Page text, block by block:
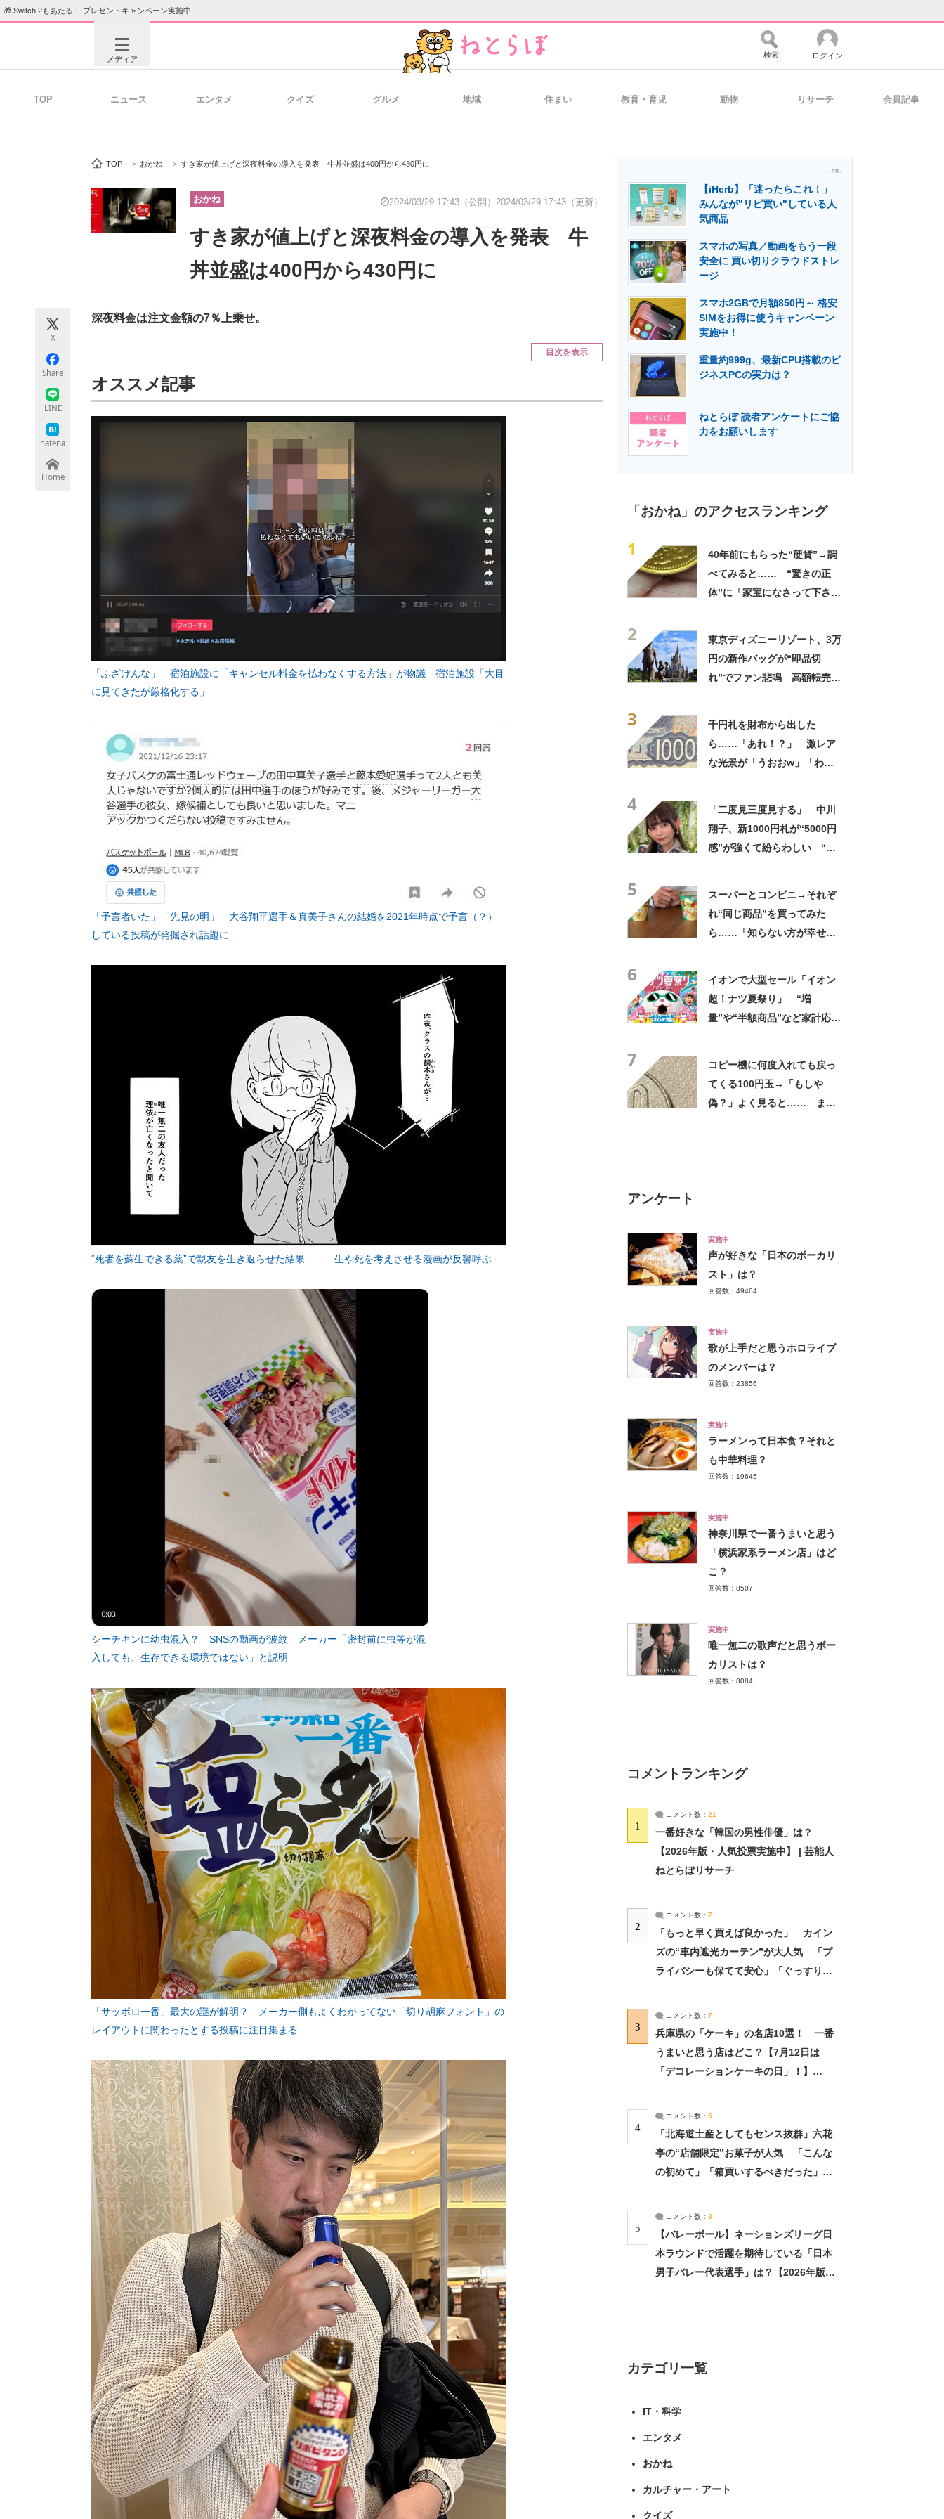
🎁 Switch 2もあたる！ プレゼントキャンペーン実施中！
メディア
ビジネスと働き方のヒント 経営リーダーのコミュニティ マーケ×ITの今がよく分かる
ITエンジニア向け専門サイト 製造業のIT導入・活用を支援
モノづくり技術者専門サイト エネルギーの専門メディア 建設×テクノロジーの最前線
ちょっと気になるネットの話題
検索 ログイン
TOP ニュース エンタメ クイズ グルメ 地域 住まい 教育・育児 動物 リサーチ 会員記事
TOP > おかね > すき家が値上げと深夜料金の導入を発表 牛丼並盛は400円から430円に
おかね 2024/03/29 17:43（公開） 2024/03/29 17:43（更新）
すき家が値上げと深夜料金の導入を発表 牛
丼並盛は400円から430円に
X
Share
LINE
hatena
Home
深夜料金は注文金額の7％上乗せ。
目次を表示
オススメ記事
「ふざけんな」 宿泊施設に「キャンセル料金を払わなくする方法」が物議 宿泊施設「大目
に見てきたが厳格化する」
「予言者いた」「先見の明」 大谷翔平選手＆真美子さんの結婚を2021年時点で予言（？）
している投稿が発掘され話題に
“死者を蘇生できる薬”で親友を生き返らせた結果…… 生や死を考えさせる漫画が反響呼ぶ
シーチキンに幼虫混入？ SNSの動画が波紋 メーカー「密封前に虫等が混
入しても、生存できる環境ではない」と説明
「サッポロ一番」最大の謎が解明？ メーカー側もよくわかってない「切り胡麻フォント」の
レイアウトに関わったとする投稿に注目集まる
- PR -
【iHerb】「迷ったらこれ！」
みんなが"リピ買い"している人
気商品
スマホの写真／動画をもう一段
安全に 買い切りクラウドストレ
ージ
スマホ2GBで月額850円～ 格安
SIMをお得に使うキャンペーン
実施中！
重量約999g、最新CPU搭載のビ
ジネスPCの実力は？
ねとらぼ 読者アンケートにご協
力をお願いします
「おかね」のアクセスランキング
1
40年前にもらった“硬貨”→調
べてみると…… “驚きの正
体”に「家宝になさって下さ
2
東京ディズニーリゾート、3万
円の新作バッグが“即品切
れ”でファン悲鳴 高額転売も
3
千円札を財布から出した
ら……「あれ！？」 激レア
な光景が「うおおw」「わー
4
「二度見三度見する」 中川
翔子、新1000円札が“5000円
感”が強くて紛らわしい “新
5
スーパーとコンビニ→それぞ
れ“同じ商品”を買ってみた
ら……「知らない方が幸せか
6
イオンで大型セール「イオン
超！ナツ夏祭り」 “増
量”や“半額商品”など家計応援
7
コピー機に何度入れても戻っ
てくる100円玉→「もしや
偽？」よく見ると…… まさ
アンケート
実施中
声が好きな「日本のボーカリ
スト」は？
回答数：49464
実施中
歌が上手だと思うホロライブ
のメンバーは？
回答数：23856
実施中
ラーメンって日本食？それと
も中華料理？
回答数：19645
実施中
神奈川県で一番うまいと思う
「横浜家系ラーメン店」はど
こ？
回答数：8507
実施中
唯一無二の歌声だと思うボー
カリストは？
回答数：8084
コメントランキング
1
コメント数： 21
一番好きな「韓国の男性俳優」は？
【2026年版・人気投票実施中】 | 芸能人
ねとらぼリサーチ
2
コメント数： 7
「もっと早く買えば良かった」 カイン
ズの“車内遮光カーテン”が大人気 「プ
ライバシーも保てて安心」「ぐっすり眠
3
コメント数： 7
兵庫県の「ケーキ」の名店10選！ 一番
うまいと思う店はどこ？【7月12日は
「デコレーションケーキの日」！】
4
コメント数： 5
「北海道土産としてもセンス抜群」六花
亭の“店舗限定”お菓子が人気 「こんな
の初めて」「箱買いするべきだった」
5
コメント数： 3
【バレーボール】ネーションズリーグ日
本ラウンドで活躍を期待している「日本
男子バレー代表選手」は？【2026年版・
カテゴリ一覧
IT・科学
エンタメ
おかね
カルチャー・アート
クイズ